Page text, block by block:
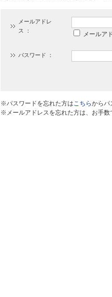
メールアドレ
ス ：
メールア
パスワード ：
※パスワードを忘れた方はこちらからパ
※メールアドレスを忘れた方は、お手数